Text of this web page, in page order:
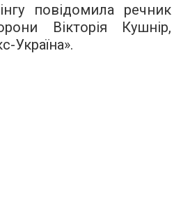
повідомила речник
Вікторія Кушнір,
Україна».